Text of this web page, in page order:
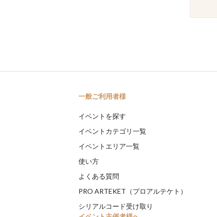
一般ご利用者様
イベントを探す
イベントカテゴリ一覧
イベントエリア一覧
使い方
よくある質問
PRO ARTEKET（プロアルテケト）
シリアルコード受け取り